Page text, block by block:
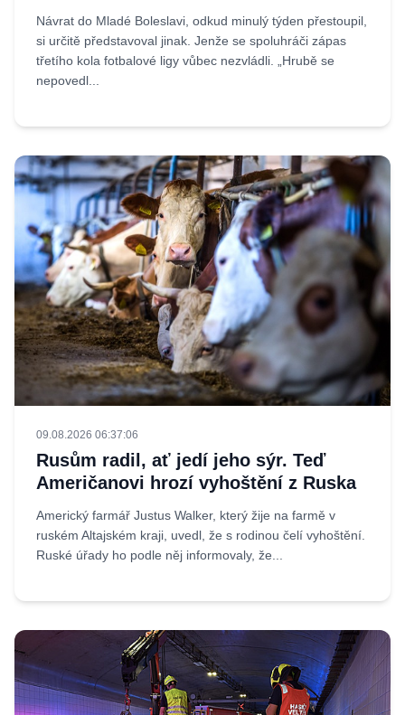
Návrat do Mladé Boleslavi, odkud minulý týden přestoupil,
si určitě představoval jinak. Jenže se spoluhráči zápas
třetího kola fotbalové ligy vůbec nezvládli. „Hrubě se
nepovedl...
09.08.2026 06:37:06
Rusům radil, ať jedí jeho sýr. Teď
Američanovi hrozí vyhoštění z Ruska
Americký farmář Justus Walker, který žije na farmě v
ruském Altajském kraji, uvedl, že s rodinou čelí vyhoštění.
Ruské úřady ho podle něj informovaly, že...